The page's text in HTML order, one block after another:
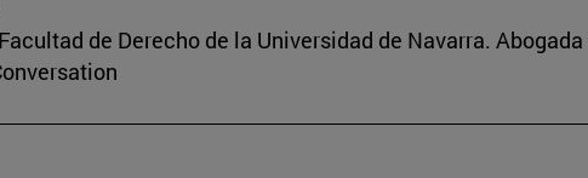
de Derecho de la Universidad de Navarra.